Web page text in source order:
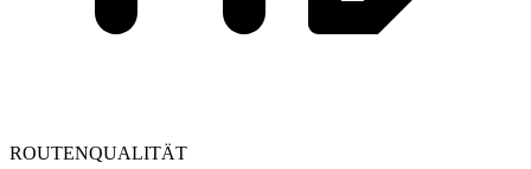
ROUTENQUALITÄT